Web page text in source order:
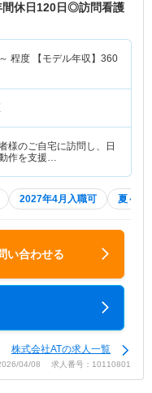
間休日120日◎訪問看護
程度 【モデル年収】 360
様のご自宅に訪問し、日
作を支援…
2027年4月入職可 夏～秋
い合わせる
株式会社ATの求人一覧
04/08 求人番号：10110801